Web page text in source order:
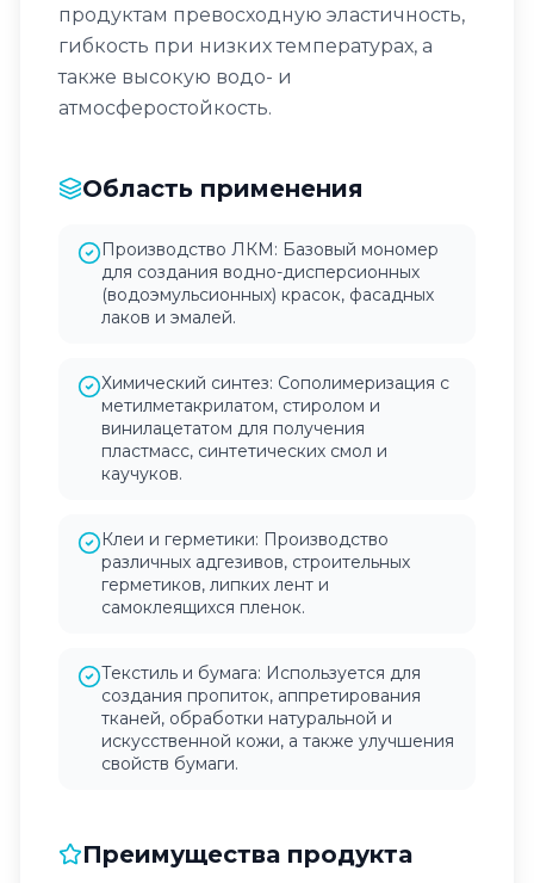
продуктам превосходную эластичность,
гибкость при низких температурах, а
также высокую водо- и
атмосферостойкость.
Область применения
Производство ЛКМ: Базовый мономер
для создания водно-дисперсионных
(водоэмульсионных) красок, фасадных
лаков и эмалей.
Химический синтез: Сополимеризация с
метилметакрилатом, стиролом и
винилацетатом для получения
пластмасс, синтетических смол и
каучуков.
Клеи и герметики: Производство
различных адгезивов, строительных
герметиков, липких лент и
самоклеящихся пленок.
Текстиль и бумага: Используется для
создания пропиток, аппретирования
тканей, обработки натуральной и
искусственной кожи, а также улучшения
свойств бумаги.
Преимущества продукта